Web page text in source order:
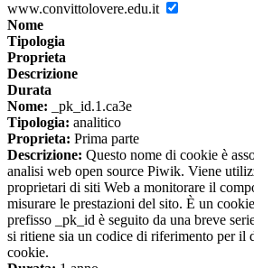
www.convittolovere.edu.it
Nome
Tipologia
Proprieta
Descrizione
Durata
Nome: _pk_id.1.ca3e
Tipologia: analitico
Proprieta: Prima parte
Descrizione: Questo nome di cookie è
analisi web open source Piwik. Viene
proprietari di siti Web a monitorare il
misurare le prestazioni del sito. È un
prefisso _pk_id è seguito da una breve
si ritiene sia un codice di riferimento per il
cookie.